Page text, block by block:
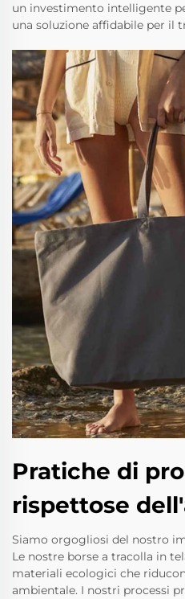
un investimento intelligente
una soluzione affidabile per il
Pratiche di
rispettose
Siamo orgogliosi del nostro
Le nostre borse a tracolla in
materiali ecologici che
ambientale. I nostri processi